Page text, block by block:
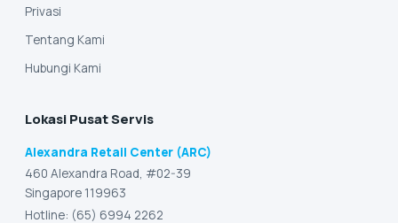
Privasi
Tentang Kami
Hubungi Kami
Lokasi Pusat Servis
Alexandra Retail Center (ARC)
460 Alexandra Road, #02-39
Singapore 119963
Hotline: (65) 6994 2262